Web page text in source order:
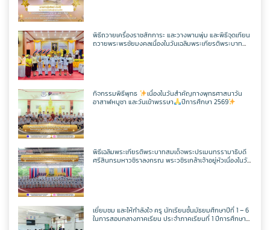
ตารางเรียน/สอน
เว็บไซต์กลุ่มสาระฯ
ตารางเรียน/สอน
เฟสบุคกลุ่มสาระฯ
เว็บไซต์กลุ่มสาระฯ
ตารางเรียน/สอน
การงานอาชีพ
เฟสบุคกลุ่มสาระฯ
เว็บไซต์กลุ่มสาระฯ
ตารางเรียน/สอน
พลศึกษา
เฟสบุคกลุ่มสาระฯ
เว็บไซต์กลุ่มสาระฯ
ตารางเรียน/สอน
เทคโนโลยี
เฟสบุคเทคโนโลยี
เว็บไซต์เทคโนโลยี
แผนผังเว็บไซต์
เว็บไซต์เดิม
ตารางเรียน1/69
ตารางเรียน ม.1
ตารางเรียน ม.2
ตารางเรียน ม.3
วิชาเพิ่มเติม
วิชาออกแบบฯ
วิชาเพิ่มเติม
วิชาวิทยาการคำนวณ
วิชาออกแบบฯ
วิชาเพิ่มเติม
ครูประหยัด สายบุตร
วิชาวิทยาการคำนวณ
วิชาออกแบบฯ
วิชาเพิ่มเติม
ครูนิตยา บุญเสริม
วิชาวิทยาการคำนวณ
วิชาออกแบบฯ
วิชาเพิ่มเติม
ครูกัณฌ์ฏธัจส์ ก้านเหลือง
วิชาวิทยาการคำนวณ
วิชาออกแบบฯ
วิชาเพิ่มเติม
ครูมัตติกา สุวงศ์
วิชาวิทยาการคำนวณ
วิชาออกแบบฯ
ครูศุภวิชญ์ กมลเลิศ
วิชาวิทยาการคำนวณ
พิธีถวายเครื่องราชสักการะ และวางพานพุ่ม และพิธีจุดเทียน
ถวายพระพรชัยมงคลเนื่องในวันเฉลิมพระเกียรติพระบาท
กิจกรรมพิธีพุทธ
เนื่องในวันสำคัญทางพุทธศาสนาวัน
อาสาฬหบูชา และวันเข้าพรรษา
ปีการศึกษา 2569
พิธีเฉลิมพระเกียรติพระบาทสมเด็จพระปรเมนทรรามาธิบดี
ศรีสินทรมหาวชิราลงกรณ พระวชิรเกล้าเจ้าอยู่หัวเนื่องในวัน
เยี่ยมชม และให้กำลังใจ ครู นักเรียนชั้นมัธยมศึกษาปีที่ 1 – 6
ในการสอบกลางภาคเรียน ประจำภาคเรียนที่ 1 ปีการศึกษา